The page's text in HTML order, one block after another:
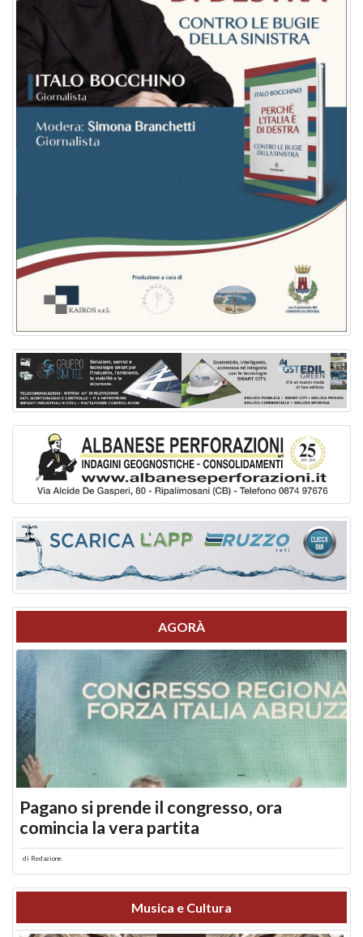
AGORÀ
Pagano si prende il congresso, ora
comincia la vera partita
di Redazione
Musica e Cultura